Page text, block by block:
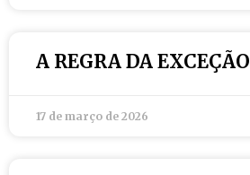
A REGRA DA EXCEÇÃO
17 de março de 2026